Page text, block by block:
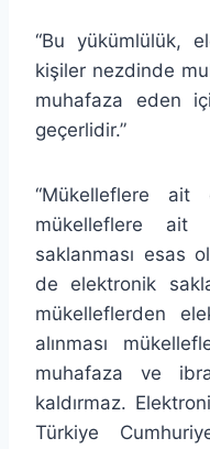
“Bu yükümlülük,
kişiler nezdinde
muhafaza eden
geçerlidir.”
“Mükelleflere ait
mükelleflere ait
saklanması esas
de elektronik
mükelleflerden
alınması
muhafaza ve
kaldırmaz.
Türkiye